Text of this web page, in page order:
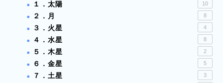
１．太陽 10
２．月 8
３．火星 4
４．水星 8
５．木星 2
６．金星 5
７．土星 3